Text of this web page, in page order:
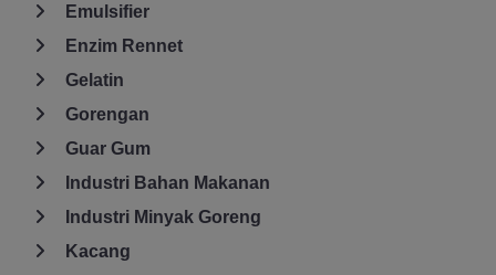
Emulsifier
Enzim Rennet
Gelatin
Gorengan
Guar Gum
Industri Bahan Makanan
Industri Minyak Goreng
Kacang